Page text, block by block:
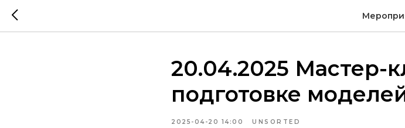
20.04.2025 Мастер-
подготовке
2025-04-20 14:00 UNSORTED